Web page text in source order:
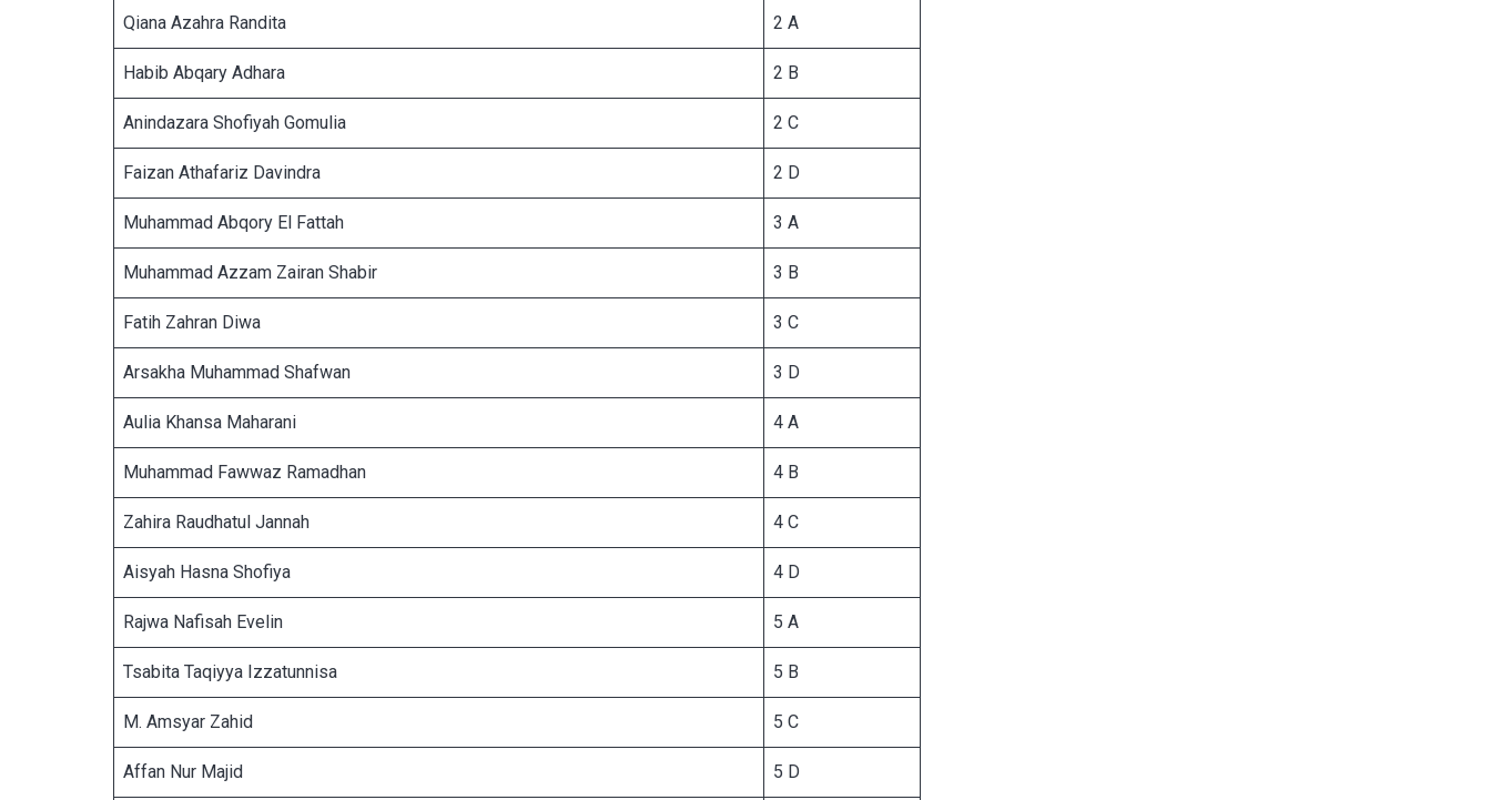
Qiana Azahra Randita 2 A
Habib Abqary Adhara 2 B
Anindazara Shofiyah Gomulia 2 C
Faizan Athafariz Davindra 2 D
Muhammad Abqory El Fattah 3 A
Muhammad Azzam Zairan Shabir 3 B
Fatih Zahran Diwa 3 C
Arsakha Muhammad Shafwan 3 D
Aulia Khansa Maharani 4 A
Muhammad Fawwaz Ramadhan 4 B
Zahira Raudhatul Jannah 4 C
Aisyah Hasna Shofiya 4 D
Rajwa Nafisah Evelin 5 A
Tsabita Taqiyya Izzatunnisa 5 B
M. Amsyar Zahid 5 C
Affan Nur Majid 5 D